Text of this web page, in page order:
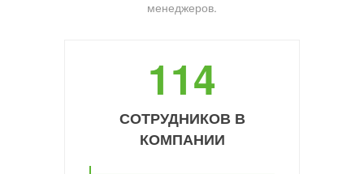
менеджеров.
114
СОТРУДНИКОВ В
КОМПАНИИ